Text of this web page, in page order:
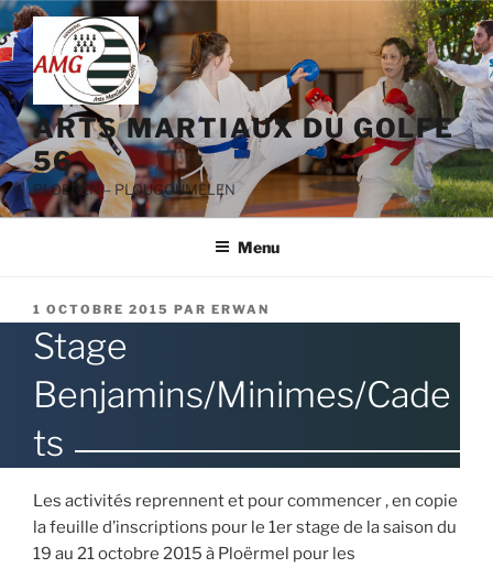
Aller
au
contenu
principal
ARTS MARTIAUX DU GOLFE
56
PLOEREN – PLOUGOUMELEN
Menu
PUBLIÉ
1 OCTOBRE 2015 PAR ERWAN
Stage
Benjamins/Minimes/Cade
ts
Les activités reprennent et pour commencer , en copie
la feuille d’inscriptions pour le 1er stage de la saison du
19 au 21 octobre 2015 à Ploërmel pour les